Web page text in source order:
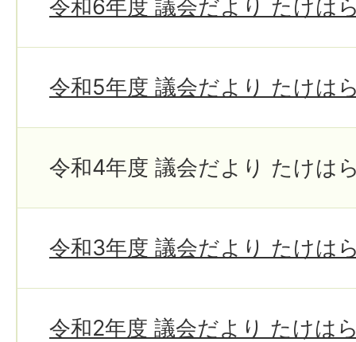
令和6年度 議会だより たけは
令和5年度 議会だより たけは
令和4年度 議会だより たけは
令和3年度 議会だより たけは
令和2年度 議会だより たけは